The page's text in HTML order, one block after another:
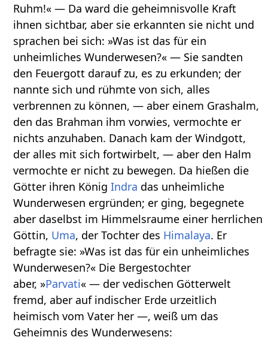
Ruhm!« — Da ward die geheimnisvolle Kraft
ihnen sichtbar, aber sie erkannten sie nicht und
sprachen bei sich: »Was ist das für ein
unheimliches Wunderwesen?« — Sie sandten
den Feuergott darauf zu, es zu erkunden; der
nannte sich und rühmte von sich, alles
verbrennen zu können, — aber einem Grashalm,
den das Brahman ihm vorwies, vermochte er
nichts anzuhaben. Danach kam der Windgott,
der alles mit sich fortwirbelt, — aber den Halm
vermochte er nicht zu bewegen. Da hießen die
Götter ihren KönigIndra das unheimliche
Wunderwesen ergründen; er ging, begegnete
aber daselbst im Himmelsraume einer herrlichen
Göttin, Uma, der Tochter des Himalaya. Er
befragte sie: »Was ist das für ein unheimliches
Wunderwesen?« Die Bergestochter
aber, »Parvati« — der vedischen Götterwelt
fremd, aber auf indischer Erde urzeitlich
heimisch vom Vater her —, weiß um das
Geheimnis des Wunderwesens: